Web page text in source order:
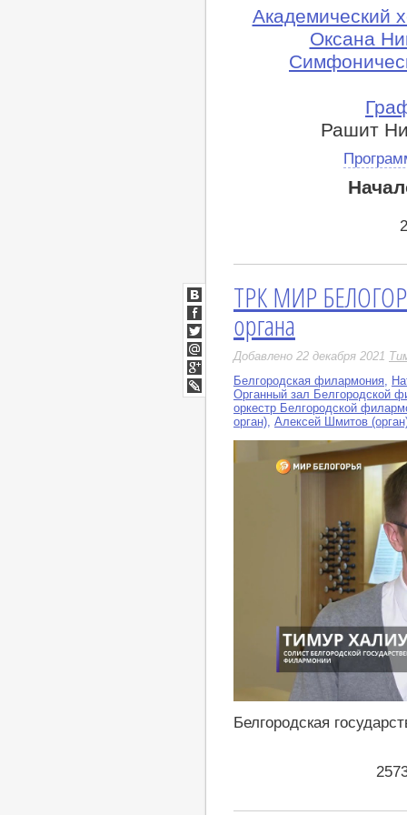
Академический
Оксана
Рашит
ТРК МИР
органа
Добавлено 22 декабря 2021
Белгородская филармония
Органный зал Белгородской
оркестр Белгородской
орган) Алексей Шмитов
Белгородская
ВКонтакте
Facebook
Twitter
Мой
Мир
Google+
LiveJournal